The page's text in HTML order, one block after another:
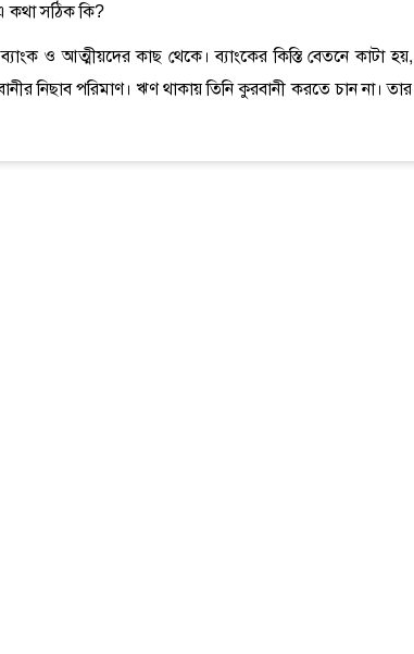
কথা সঠিক কি?
ও আত্মীয়দের কাছ থেকে। ব্যাংকের কিস্তি বেতনে কাটা হয়,
নিছাব পরিমাণ। ঋণ থাকায় তিনি কুরবানী করতে চান না। তার